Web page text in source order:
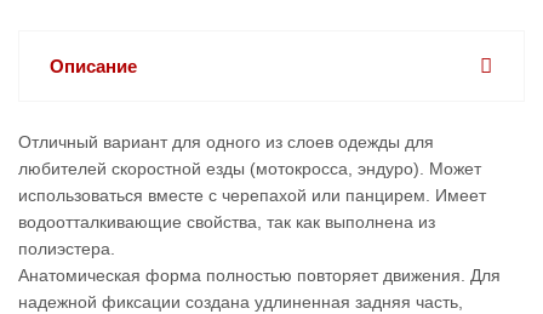
Описание
Отличный вариант для одного из слоев одежды для
любителей скоростной езды (мотокросса, эндуро). Может
использоваться вместе с черепахой или панцирем. Имеет
водоотталкивающие свойства, так как выполнена из
полиэстера.
Анатомическая форма полностью повторяет движения. Для
надежной фиксации создана удлиненная задняя часть,